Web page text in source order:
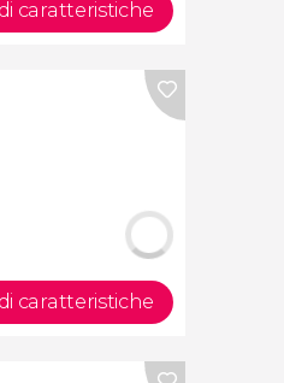
caratteristiche
caratteristiche